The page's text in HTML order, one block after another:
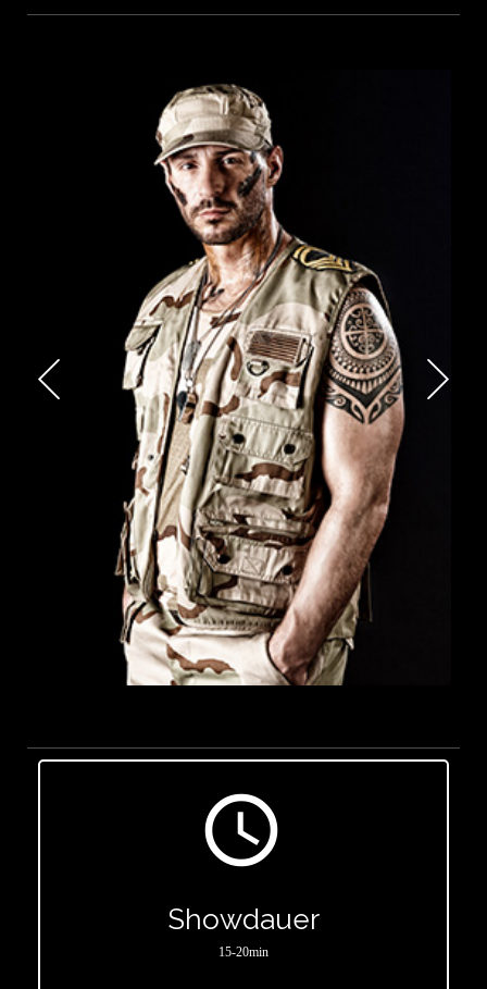
access_time
Showdauer
15-20min